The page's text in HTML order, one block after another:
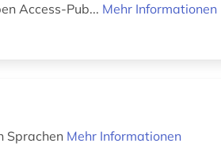
Access-Pub... Mehr Informationen
Sprachen Mehr Informationen